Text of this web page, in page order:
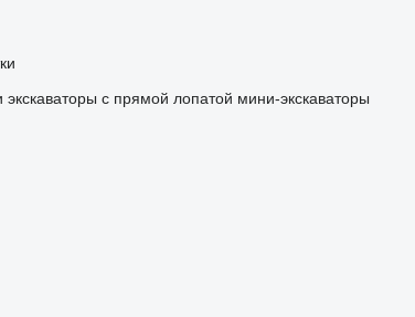
экскаваторы с прямой лопатой мини-экскаваторы